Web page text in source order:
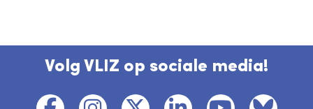
Volg VLIZ op sociale media!